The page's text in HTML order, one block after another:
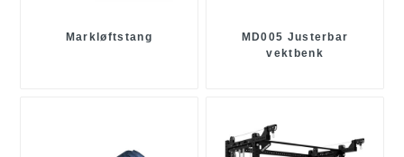
Markløftstang
MD005 Justerbar
vektbenk